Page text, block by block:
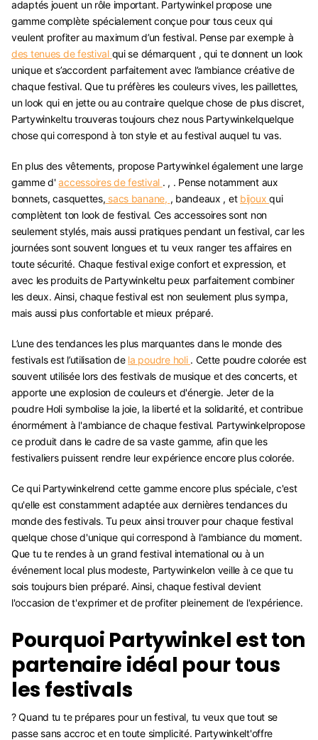
adaptés jouent un rôle important. Partywinkel propose une
gamme complète spécialement conçue pour tous ceux qui
veulent profiter au maximum d’un festival. Pense par exemple à
des tenues de festival qui se démarquent , qui te donnent un look
unique et s’accordent parfaitement avec l’ambiance créative de
chaque festival. Que tu préfères les couleurs vives, les paillettes,
un look qui en jette ou au contraire quelque chose de plus discret,
Partywinkeltu trouveras toujours chez nous Partywinkelquelque
chose qui correspond à ton style et au festival auquel tu vas.
En plus des vêtements, propose Partywinkel également une large
gamme d'accessoiresde festival . , . Pense notamment aux
bonnets, casquettes, sacs banane, , bandeaux , et bijouxqui
complètent ton look de festival. Ces accessoires sont non
seulement stylés, mais aussi pratiques pendant un festival, car les
journées sont souvent longues et tu veux ranger tes affaires en
toute sécurité. Chaque festival exige confort et expression, et
avec les produits de Partywinkeltu peux parfaitement combiner
les deux. Ainsi, chaque festival est non seulement plus sympa,
mais aussi plus confortable et mieux préparé.
L’une des tendances les plus marquantes dans le monde des
festivals est l’utilisation de la poudre holi . Cette poudre colorée est
souvent utilisée lors des festivals de musique et des concerts, et
apporte une explosion de couleurs et d'énergie. Jeter de la
poudre Holi symbolise la joie, la liberté et la solidarité, et contribue
énormément à l'ambiance de chaque festival. Partywinkelpropose
ce produit dans le cadre de sa vaste gamme, afin que les
festivaliers puissent rendre leur expérience encore plus colorée.
Ce qui Partywinkelrend cette gamme encore plus spéciale, c'est
qu'elle est constamment adaptée aux dernières tendances du
monde des festivals. Tu peux ainsi trouver pour chaque festival
quelque chose d'unique qui correspond à l'ambiance du moment.
Que tu te rendes à un grand festival international ou à un
événement local plus modeste, Partywinkelon veille à ce que tu
sois toujours bien préparé. Ainsi, chaque festival devient
l'occasion de t'exprimer et de profiter pleinement de l'expérience.
Pourquoi Partywinkel est ton
partenaire idéal pour tous
les festivals
? Quand tu te prépares pour un festival, tu veux que tout se
passe sans accroc et en toute simplicité. Partywinkelt'offre